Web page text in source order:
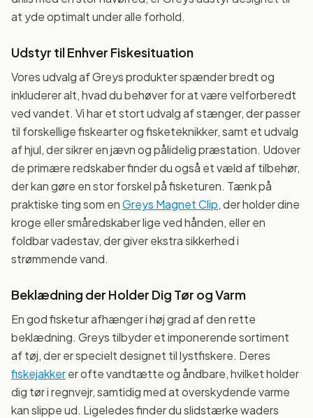
at yde optimalt under alle forhold.
Udstyr til Enhver Fiskesituation
Vores udvalg af Greys produkter spænder bredt og
inkluderer alt, hvad du behøver for at være velforberedt
ved vandet. Vi har et stort udvalg af stænger, der passer
til forskellige fiskearter og fisketeknikker, samt et udvalg
af hjul, der sikrer en jævn og pålidelig præstation. Udover
de primære redskaber finder du også et væld af tilbehør,
der kan gøre en stor forskel på fisketuren. Tænk på
praktiske ting som enGreys Magnet Clip, der holder dine
kroge eller småredskaber lige ved hånden, eller en
foldbar vadestav, der giver ekstra sikkerhed i
strømmende vand.
Beklædning der Holder Dig Tør og Varm
En god fisketur afhænger i høj grad af den rette
beklædning. Greys tilbyder et imponerende sortiment
af tøj, der er specielt designet til lystfiskere. Deres
fiskejakkerer ofte vandtætte og åndbare, hvilket holder
dig tør i regnvejr, samtidig med at overskydende varme
kan slippe ud. Ligeledes finder du slidstærke waders